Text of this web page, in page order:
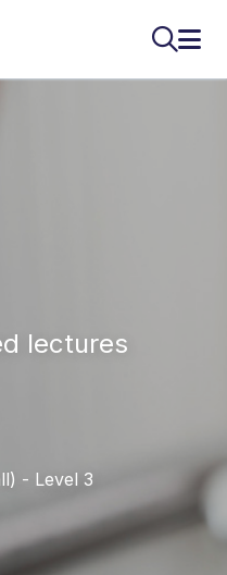
lectures
- Level 3